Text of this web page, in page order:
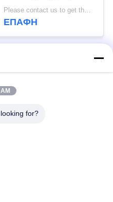
με την ελαφριά ασπίδα
8P12C
Please contact us to get the latest price. MOQ:Διαπραγμάτευση
ΕΠΑΦΉ
συνδετήρας
for?